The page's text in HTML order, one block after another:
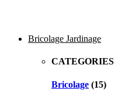
Bricolage Jardinage
CATEGORIES
Bricolage (15)